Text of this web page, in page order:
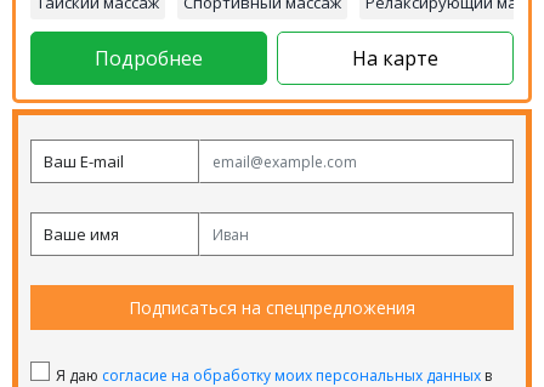
Подробнее На карте
Ваш E-mail
Ваше имя
Подписаться на спецпредложения
Я даю согласие на обработку моих персональных данных в